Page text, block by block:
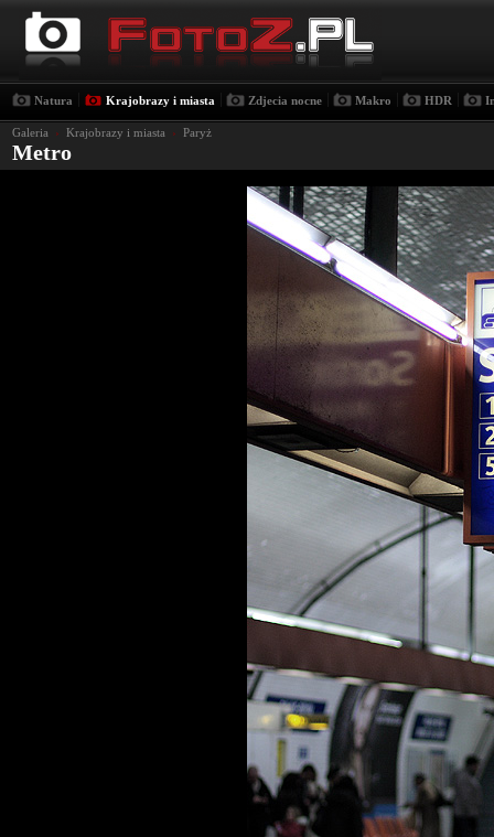
Natura Krajobrazy i miasta Zdjecia nocne Makro HDR
Galeria › Krajobrazy i miasta › Paryż
Metro